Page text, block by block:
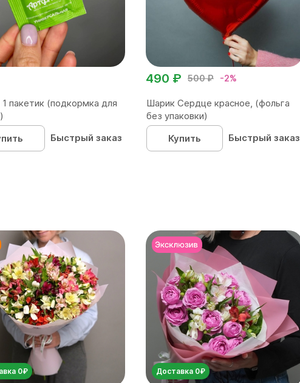
1 пакетик (подкормка для
Быстрый заказ
500 ₽ -2%
490 ₽
Шарик Сердце красное, (фольга
без упаковки)
Купить
Быстрый заказ
0₽ Доставка 0₽